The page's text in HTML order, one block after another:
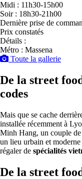
Midi : 11h30-15h00
Soir : 18h30-21h00
Dernière prise de
Prix constatés
Détails :
Métro : Massena
Toute la gallerie
De la street
codes
Mais que se cache
installée récemment à
Minh Hang, un couple de
un lieu urbain et
régaler de spécialités
De la street